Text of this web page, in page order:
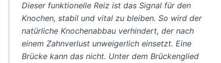
Dieser funktionelle Reiz ist das Signal für den
Knochen, stabil und vital zu bleiben. So wird der
natürliche Knochenabbau verhindert, der nach
einem Zahnverlust unweigerlich einsetzt. Eine
Brücke kann das nicht. Unter dem Brückenglied